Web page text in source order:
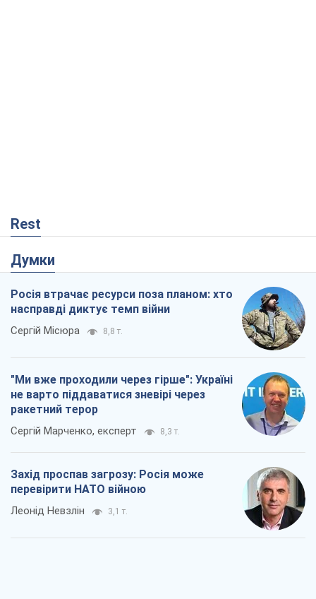
Rest
Думки
Росія втрачає ресурси поза планом: хто
насправді диктує темп війни
Сергій Місюра 8,8 т.
"Ми вже проходили через гірше": Україні
не варто піддаватися зневірі через
ракетний терор
Сергій Марченко, експерт 8,3 т.
Захід проспав загрозу: Росія може
перевірити НАТО війною
Леонід Невзлін 3,1 т.